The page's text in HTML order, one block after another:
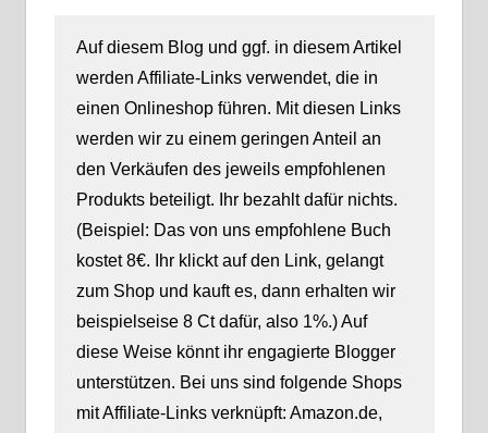
Auf diesem Blog und ggf. in diesem Artikel
werden Affiliate-Links verwendet, die in
einen Onlineshop führen. Mit diesen Links
werden wir zu einem geringen Anteil an
den Verkäufen des jeweils empfohlenen
Produkts beteiligt. Ihr bezahlt dafür nichts.
(Beispiel: Das von uns empfohlene Buch
kostet 8€. Ihr klickt auf den Link, gelangt
zum Shop und kauft es, dann erhalten wir
beispielseise 8 Ct dafür, also 1%.) Auf
diese Weise könnt ihr engagierte Blogger
unterstützen. Bei uns sind folgende Shops
mit Affiliate-Links verknüpft: Amazon.de,